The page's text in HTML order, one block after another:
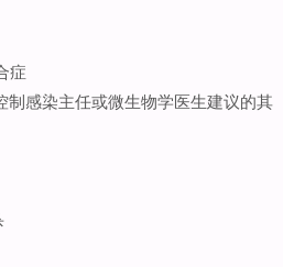
症
感染主任或微生物学医生建议的其